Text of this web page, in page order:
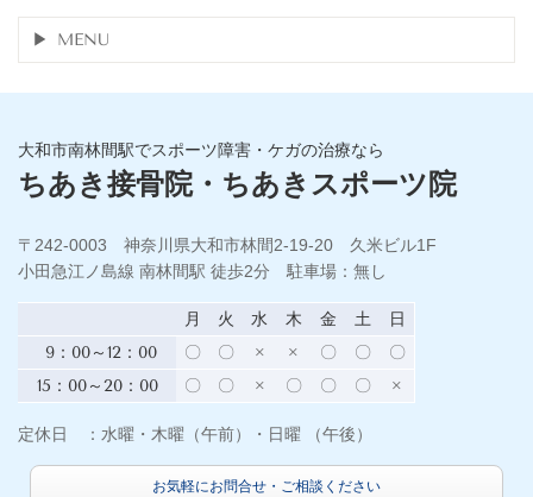
MENU
大和市南林間駅でスポーツ障害・ケガの治療なら
ちあき接骨院・ちあきスポーツ院
〒242-0003 神奈川県大和市林間2-19-20 久米ビル1F
小田急江ノ島線 南林間駅 徒歩2分 駐車場：無し
月 火 水 木 金 土
日
9：00～12：00
〇 〇 × × 〇 〇
〇
15：00～20：00
〇 〇 × 〇 〇 〇 ×
定休日 ：水曜・木曜（午前）・日曜 （午後）
お気軽にお問合せ・ご相談ください